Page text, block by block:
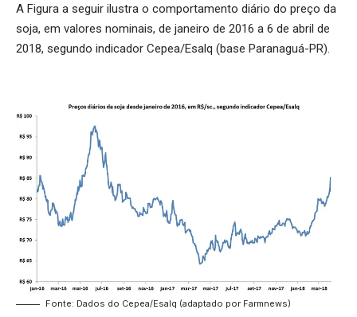
A Figura a seguir ilustra o comportamento diário do preço da
soja, em valores nominais, de janeiro de 2016 a 6 de abril de
2018, segundo indicador Cepea/Esalq (base Paranaguá-PR).
Fonte: Dados do Cepea/Esalq (adaptado por Farmnews)